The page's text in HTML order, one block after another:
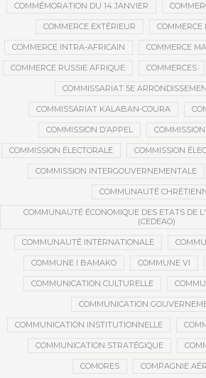
COMMÉMORATION DU 14 JANVIER
COMMERCE EXTÉRIEUR
COMMERCE INTRA-AFRICAIN COMMERCE
COMMERCE RUSSIE AFRIQUE COMMERCES
COMMISSARIAT 5E
COMMISSARIAT KALABAN-COURA
COMMISSION D’APPEL
COMMISSION ÉLECTORALE COMMISSION
COMMISSION INTERGOUVERNEMENTALE
COMMUNAUTÉ
COMMUNAUTÉ ÉCONOMIQUE DES ETATS DE
(CEDEAO)
COMMUNAUTÉ INTERNATIONALE
COMMUNE I BAMAKO COMMUNE VI
COMMUNICATION CULTURELLE
COMMUNICATION
COMMUNICATION INSTITUTIONNELLE
COMMUNICATION STRATÉGIQUE
COMORES COMPAGNIE